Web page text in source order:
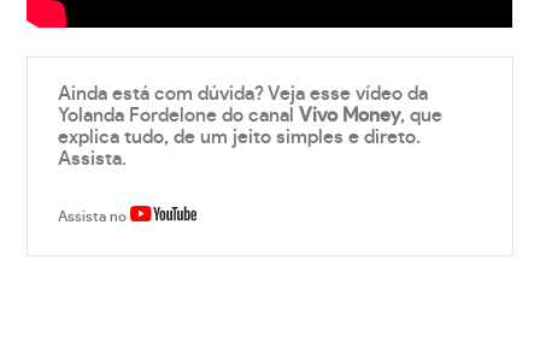
Ainda está com dúvida? Veja esse vídeo da
Yolanda Fordelone do canalVivo Money, que
explica tudo, de um jeito simples e direto.
Assista.
Assista no